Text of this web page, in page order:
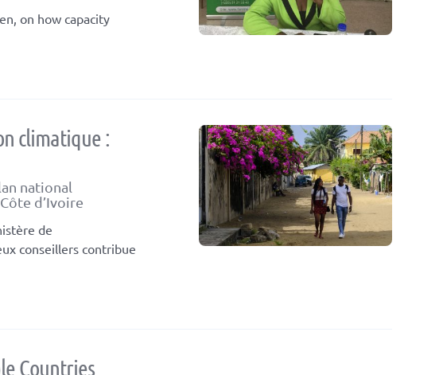
on how capacity
climatique :
national
d’Ivoire
de
conseillers contribue
Countries